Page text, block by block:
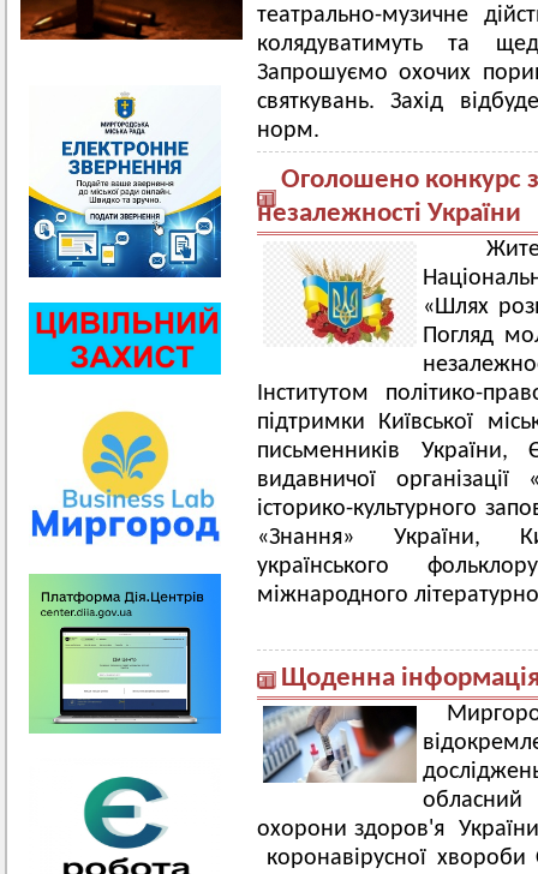
театрально-музичне
колядуватимуть та
Запрошуємо охочих
святкувань. Захід
норм.
Оголошено конкурс
незалежності України
«Шлях
Погляд
Інститутом політико-
підтримки Київської
письменників України,
видавничої
історико-культурного
«Знання» України,
українського
міжнародного
Щоденна інформація
обласний
охорони здоров'я
коронавірусної